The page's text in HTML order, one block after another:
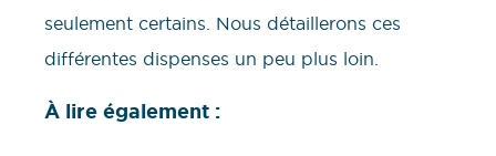
seulement certains. Nous détaillerons ces
différentes dispenses un peu plus loin.
À lire également :